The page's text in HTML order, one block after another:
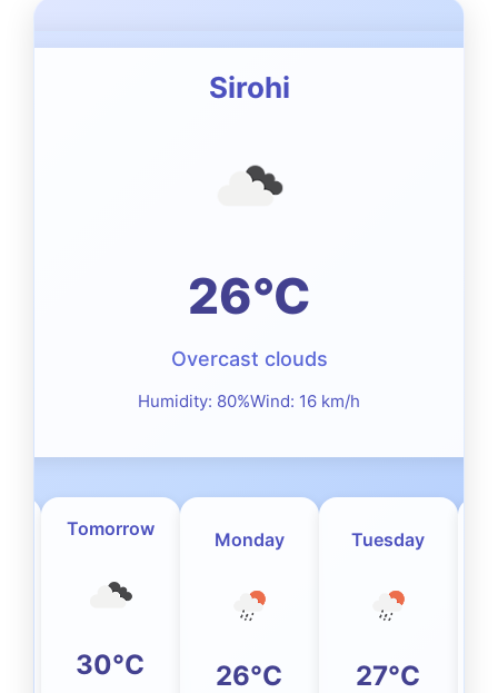
Sirohi
26°C
Overcast clouds
Humidity: 80%Wind: 16 km/h
Tomorrow
30°C
Monday
26°C
Tuesday
27°C